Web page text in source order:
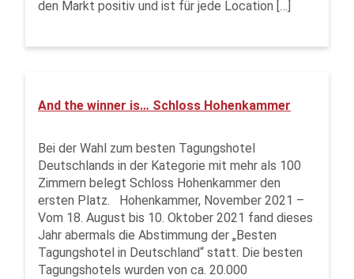
den Markt positiv und ist für jede Location […]
And the winner is… Schloss Hohenkammer
Bei der Wahl zum besten Tagungshotel
Deutschlands in der Kategorie mit mehr als 100
Zimmern belegt Schloss Hohenkammer den
ersten Platz. Hohenkammer, November 2021 –
Vom 18. August bis 10. Oktober 2021 fand dieses
Jahr abermals die Abstimmung der „Besten
Tagungshotel in Deutschland“ statt. Die besten
Tagungshotels wurden von ca. 20.000